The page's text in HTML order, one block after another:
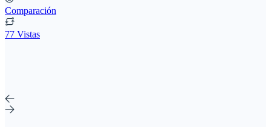
Comparación
77 Vistas